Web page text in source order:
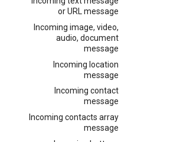
or URL message
Incoming image, video,
audio, document
message
Incoming location
message
Incoming contact
message
Incoming contacts array
message